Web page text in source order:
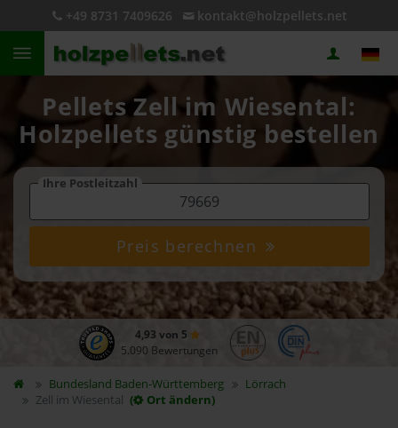
+49 8731 7409626 kontakt@holzpellets.net
Pellets Zell im Wiesental:
Holzpellets günstig bestellen
Ihre Postleitzahl
Preis berechnen
4,93 von 5
5.090 Bewertungen
Bundesland Baden-Württemberg
Lörrach
Zell im Wiesental ( Ort ändern)